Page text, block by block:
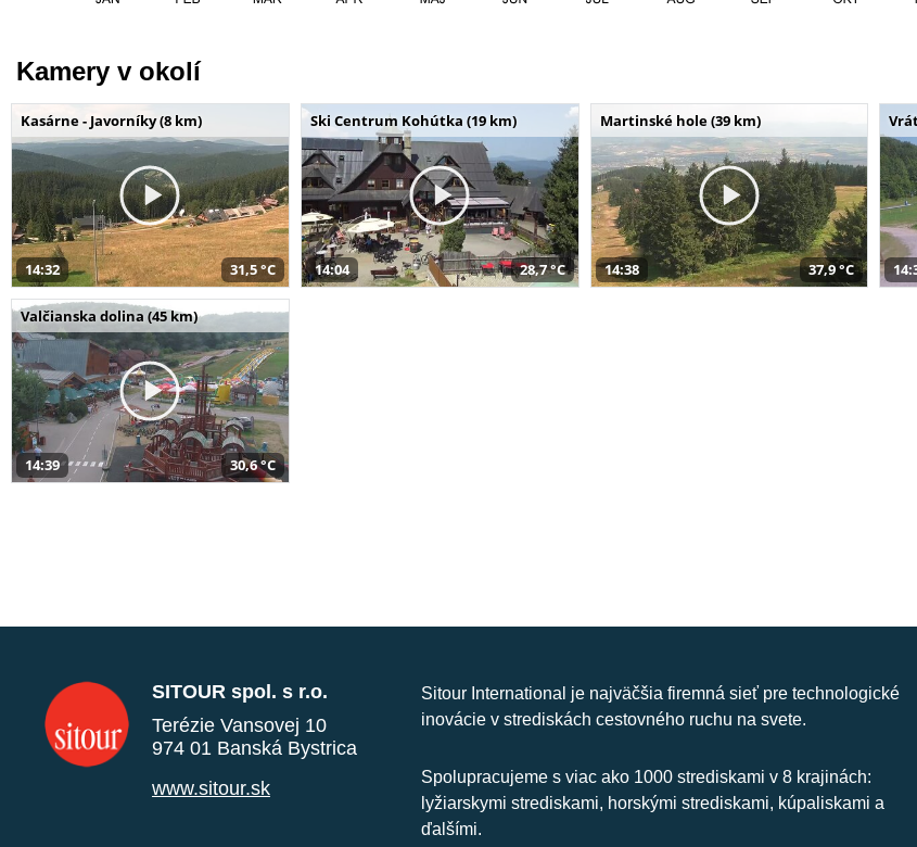
Kamery v okolí
Kasárne - Javorníky (8 km)
14:32 31,5 °C
Ski Centrum Kohútka (19 km)
14:04 28,7 °C
Martinské hole (39 km)
14:38 37,9 °C
Valčianska dolina (45 km)
14:39 30,6 °C
SITOUR spol. s r.o.
Terézie Vansovej 10
974 01 Banská Bystrica
www.sitour.sk
Sitour International je najväčšia firemná sieť pre technologické
inovácie v strediskách cestovného ruchu na svete.
Spolupracujeme s viac ako 1000 strediskami v 8 krajinách:
lyžiarskymi strediskami, horskými strediskami, kúpaliskami a
ďalšími.